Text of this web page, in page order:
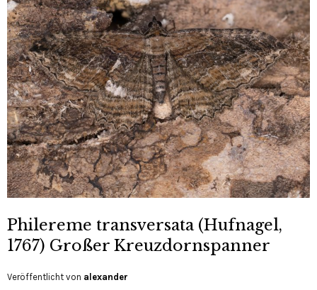
Philereme transversata (Hufnagel,
1767) Großer Kreuzdornspanner
Veröffentlicht von alexander